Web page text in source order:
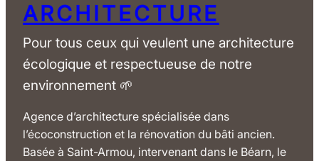
ARCHITECTURE
Pour tous ceux qui veulent une architecture
écologique et respectueuse de notre
environnement 🌱
Agence d’architecture spécialisée dans
l’écoconstruction et la rénovation du bâti ancien.
Basée à Saint-Armou, intervenant dans le Béarn, le